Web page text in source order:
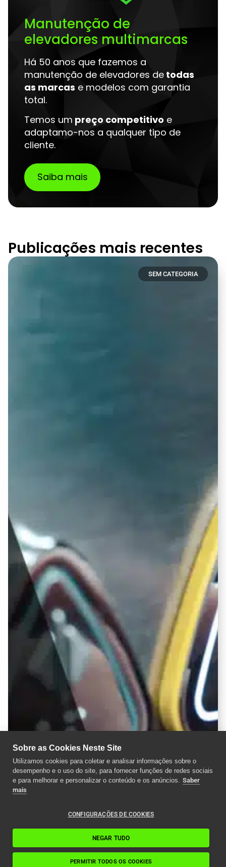
Manutenção de
elevadores multimarcas
Há 50 anos que fazemos a
manutenção de elevadores de todas
as marcas e modelos com garantia
total.
Temos um preço competitivo e
adaptamo-nos a qualquer tipo de
cliente.
Saiba mais
Publicações mais recentes
SEM CATEGORIA
Sobre as Cookies Neste Site
Utilizamos cookies para coletar e analisar informações sobre o
desempenho e o uso do site, para fornecer funções de redes sociais
e para melhorar e personalizar o conteúdo e os anúncios. Saber
mais
CONFIGURAÇÕES DE COOKIES
NEGAR TUDO
PERMITIR TODOS OS COOKIES